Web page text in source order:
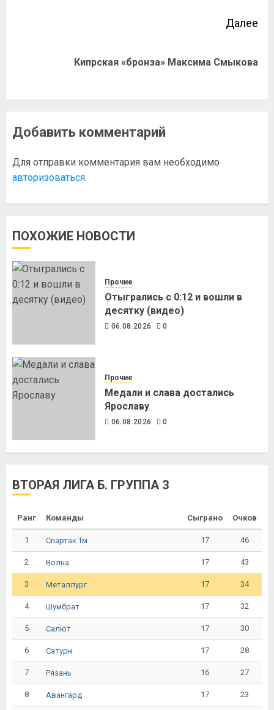
Далее
Кипрская «бронза» Максима Смыкова
Добавить комментарий
Для отправки комментария вам необходимо
авторизоваться.
ПОХОЖИЕ НОВОСТИ
Прочие
Отыгрались с 0:12 и вошли в
десятку (видео)
06.08.2026 0
Прочие
Медали и слава достались
Ярославу
06.08.2026 0
ВТОРАЯ ЛИГА Б. ГРУППА 3
Ранг Команды Сыграно Очков
1 Спартак Тм 17 46
2 Волна 17 43
3 Металлург 17 34
4 Шумбрат 17 32
5 Салют 17 30
6 Сатурн 17 28
7 Рязань 16 27
8 Авангард 17 23